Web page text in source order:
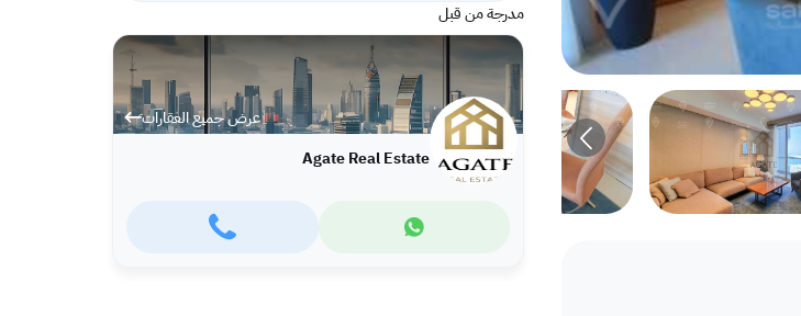
مدرجة من قبل
عرض جميع العقارات
Agate Real Estate